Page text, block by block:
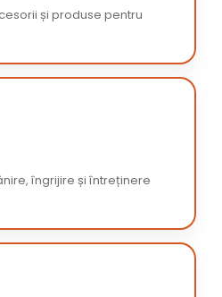
și produse pentru
îngrijire și întreținere